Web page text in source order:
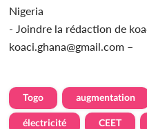
Nigeria
- Joindre la rédaction de
koaci.ghana@gmail.com –
Togo augmentation
électricité CEET